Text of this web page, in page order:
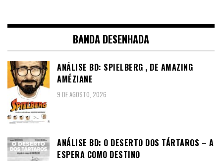
BANDA DESENHADA
ANÁLISE BD: SPIELBERG , DE AMAZING
AMÉZIANE
9 DE AGOSTO, 2026
ANÁLISE BD: O DESERTO DOS TÁRTAROS – A
ESPERA COMO DESTINO